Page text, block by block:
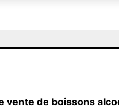
vente de boissons